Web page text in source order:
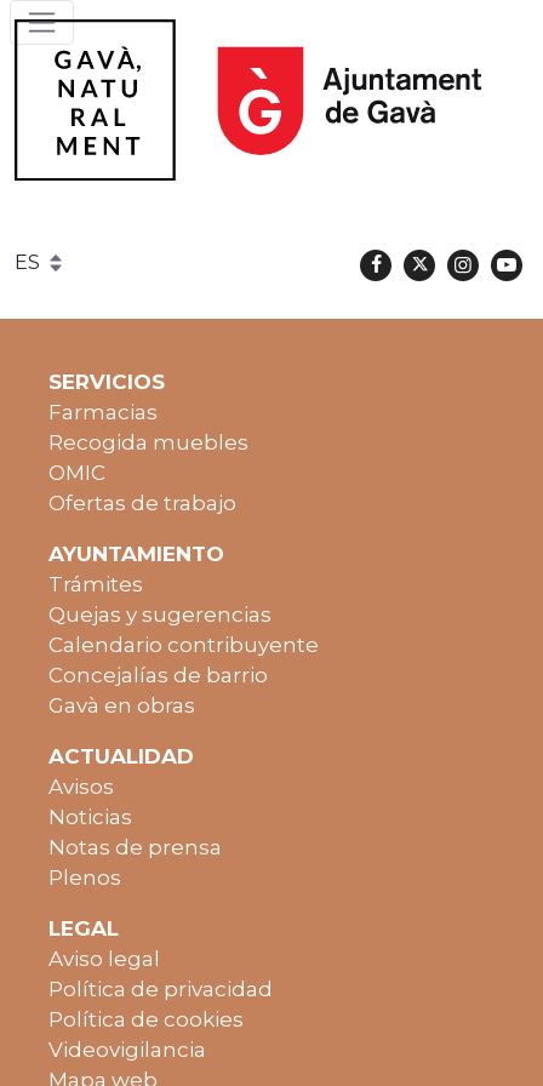
Facebook
Twitter
SERVICIOS
Farmacias
Recogida muebles
OMIC
Ofertas de trabajo
AYUNTAMIENTO
Trámites
Quejas y sugerencias
Calendario contribuyente
Concejalías de barrio
Gavà en obras
ACTUALIDAD
Avisos
Noticias
Notas de prensa
Plenos
LEGAL
Aviso legal
Política de privacidad
Política de cookies
Videovigilancia
Mapa web